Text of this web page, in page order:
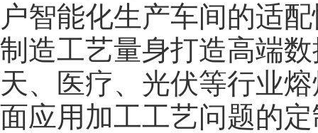
户智能化生产车间的适
制造工艺量身打造高端
天、医疗、光伏等行业
面应用加工工艺问题的